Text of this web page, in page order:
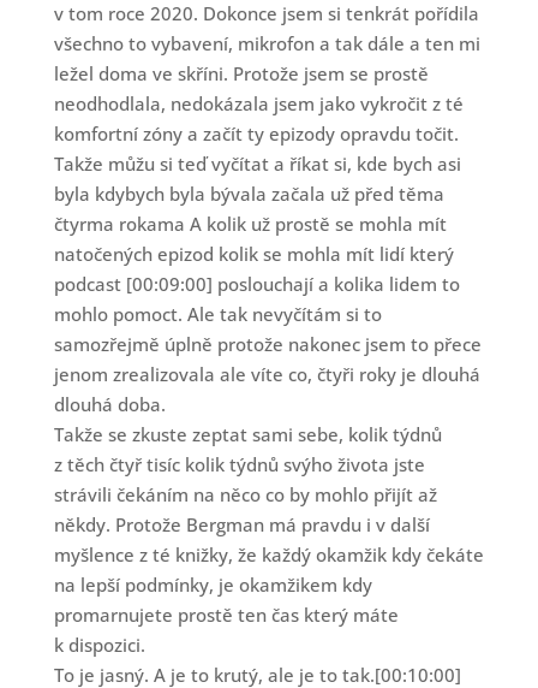
v tom roce 2020. Dokonce jsem si tenkrát pořídila
všechno to vybavení, mikrofon a tak dále a ten mi
ležel doma ve skříni. Protože jsem se prostě
neodhodlala, nedokázala jsem jako vykročit z té
komfortní zóny a začít ty epizody opravdu točit.
Takže můžu si teď vyčítat a říkat si, kde bych asi
byla kdybych byla bývala začala už před těma
čtyrma rokama A kolik už prostě se mohla mít
natočených epizod kolik se mohla mít lidí který
podcast [00:09:00] poslouchají a kolika lidem to
mohlo pomoct. Ale tak nevyčítám si to
samozřejmě úplně protože nakonec jsem to přece
jenom zrealizovala ale víte co, čtyři roky je dlouhá
dlouhá doba.
Takže se zkuste zeptat sami sebe, kolik týdnů
z těch čtyř tisíc kolik týdnů svýho života jste
strávili čekáním na něco co by mohlo přijít až
někdy. Protože Bergman má pravdu i v další
myšlence z té knižky, že každý okamžik kdy čekáte
na lepší podmínky, je okamžikem kdy
promarnujete prostě ten čas který máte
k dispozici.
To je jasný. A je to krutý, ale je to tak.[00:10:00]